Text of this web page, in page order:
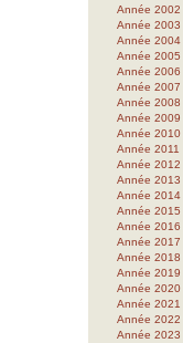
Année 2002
Année 2003
Année 2004
Année 2005
Année 2006
Année 2007
Année 2008
Année 2009
Année 2010
Année 2011
Année 2012
Année 2013
Année 2014
Année 2015
Année 2016
Année 2017
Année 2018
Année 2019
Année 2020
Année 2021
Année 2022
Année 2023